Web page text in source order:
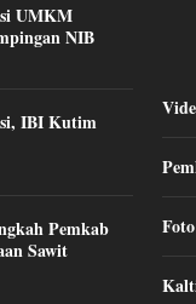
UMKM
NIB
IBI Kutim
Pemkab
Sawit
Foto